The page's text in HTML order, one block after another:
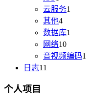
云服务1
其他4
数据库1
网络10
音视频编码1
日志11
个人项目